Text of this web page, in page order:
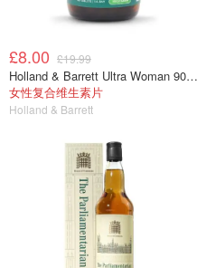
£8.00 £19.99
Holland & Barrett Ultra Woman 90片装
女性复合维生素片
Holland & Barrett